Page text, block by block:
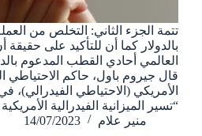
تتمة الجزء الثاني: التخلص من
بالدولار كما أن للتأكيد على حقيقة
العالمي أحادي القطب المدعوم
قال جيروم باول، حاكم الاحتياطي
“تسير الميزانية الفيدرالية
منير علام
14/07/2023